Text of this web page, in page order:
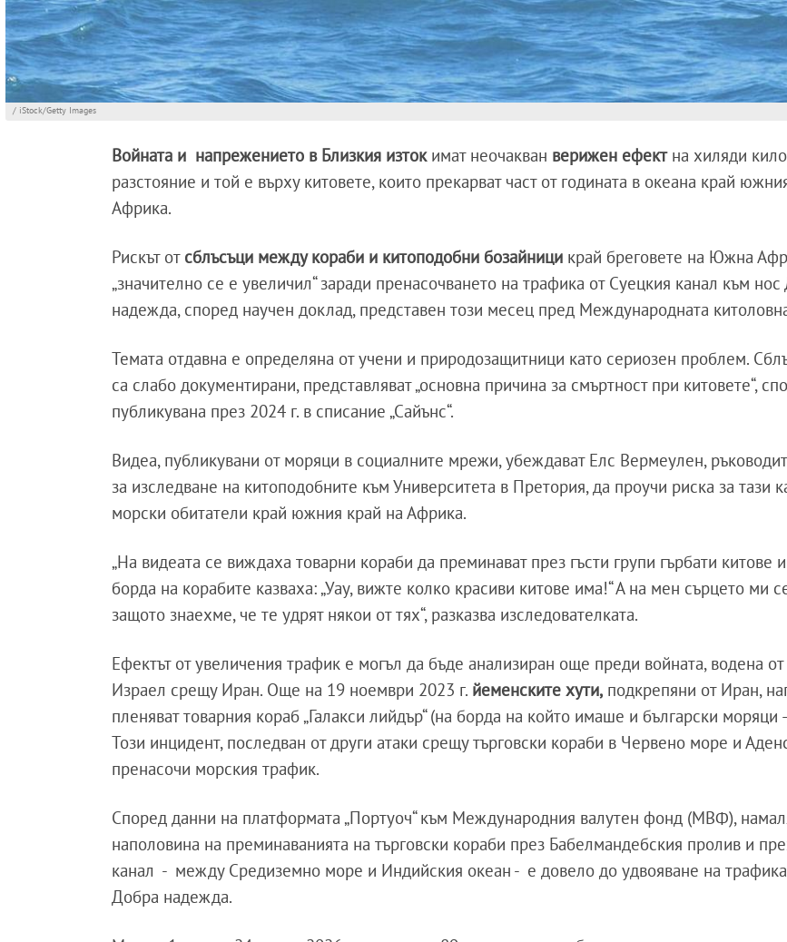
/ iStock/Getty Images
Войната и напрежението в Близкия изток имат неочакван верижен ефектна хиляди
разстояние и той е върху китовете, които прекарват част от годината в океана край
Африка.
Рискът от сблъсъци между кораби и китоподобни бозайници край бреговете на Южна
„значително се е увеличил“ заради пренасочването на трафика от Суецкия канал към
надежда, според научен доклад, представен този месец пред Международната
Темата отдавна е определяна от учени и природозащитници като сериозен проблем.
са слабо документирани, представляват „основна причина за смъртност при китовете“,
публикувана през 2024 г. в списание „Сайънс“.
Видеа, публикувани от моряци в социалните мрежи, убеждават Елс Вермеулен,
за изследване на китоподобните към Университета в Претория, да проучи риска за тази
морски обитатели край южния край на Африка.
„На видеата се виждаха товарни кораби да преминават през гъсти групи гърбати китове
борда на корабите казваха: „Уау, вижте колко красиви китове има!“ А на мен сърцето ми
защото знаехме, че те удрят някои от тях“, разказва изследователката.
Ефектът от увеличения трафик е могъл да бъде анализиран още преди войната, водена
Израел срещу Иран. Още на 19 ноември 2023 г. йеменските хути, подкрепяни от Иран,
пленяват товарния кораб „Галакси лийдър“ (на борда на който имаше и български моряци
Този инцидент, последван от други атаки срещу търговски кораби в Червено море и
пренасочи морския трафик.
Според данни на платформата „Портуоч“ към Международния валутен фонд (МВФ),
наполовина на преминаванията на търговски кораби през Бабелмандебския пролив и
канал - между Средиземно море и Индийския океан - е довело до удвояване на
Добра надежда.